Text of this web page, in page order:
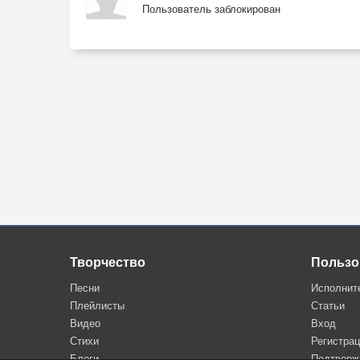
Как я здесь сохну без тебя.
Букет цветов я тихо положил.
Пользователь заблокирован
Творчество
Песни
Плейлисты
Видео
Стихи
Статьи
Вход